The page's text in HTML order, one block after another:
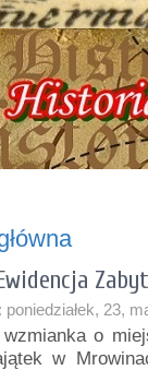
ul. Dworcowa 3 !!!
poniedziałek, 23,
wzmianka o
w